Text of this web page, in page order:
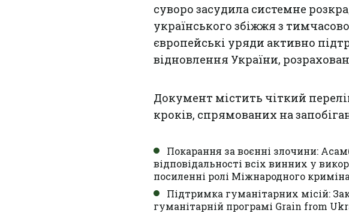
суворо засудила системне
українського збіжжя з
європейські уряди активно
відновлення України,
Документ містить чіткий
кроків, спрямованих на
Покарання за воєнні злочини:
відповідальності всіх винних у
посиленні ролі Міжнародного
Підтримка гуманітарних місій:
гуманітарній програмі Grain from